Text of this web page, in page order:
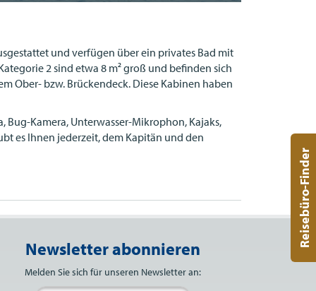
und verfügen über ein privates Bad mit
2 sind etwa 8 m² groß und befinden sich
Ober- bzw. Brückendeck. Diese Kabinen haben
Kamera, Unterwasser-Mikrophon, Kajaks,
es Ihnen jederzeit, dem Kapitän und den
Bitte nicht ausfüllen.
Newsletter abonnieren
Melden Sie sich für unseren Newsletter an:
Reisebüro-Finder